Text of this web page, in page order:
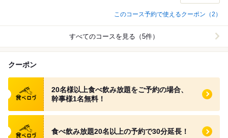
このコース予約で使えるクーポン（2）
すべてのコースを見る（5件）
クーポン
食べログ クーポン
20名様以上食べ飲み放題をご予約の場合、
幹事様1名無料！
食べログ クーポン
食べ飲み放題20名以上の予約で30分延長！